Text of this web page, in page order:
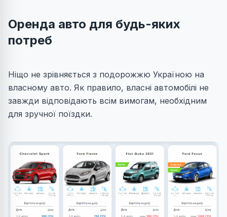
Оренда авто для будь-яких
потреб
Ніщо не зрівняється з подорожжю Україною на
власному авто. Як правило, власні автомобілі не
завжди відповідають всім вимогам, необхідним
для зручної поїздки.